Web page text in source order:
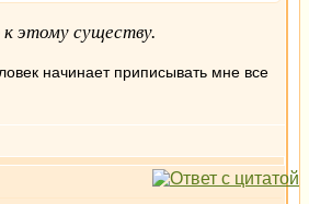
этому существу.
начинает приписывать мне все